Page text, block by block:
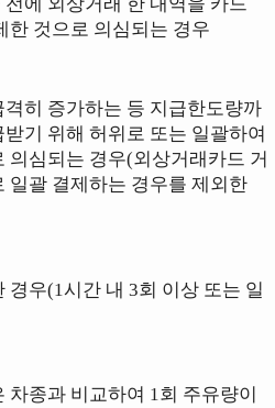
한 것으로 의심되는 경우
히 증가하는 등 지급한도량까
기
위해 허위로 또는 일괄하여
의심되는 경우(외상거래카드 거
일괄 결제하는 경우를 제외한
경우(1시간 내 3회 이상 또는 일
차종과 비교하여 1회 주유량이